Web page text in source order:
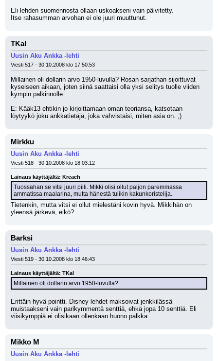
Eli lehden suomennosta ollaan uskoakseni vain päivitetty.
Itse rahasumman arvohan ei ole juuri muuttunut.
TKal
Uusin Aku Ankka -lehti
Viesti 517 - 30.10.2008 klo 17:50:53
Millainen oli dollarin arvo 1950-luvulla? Rosan sarjathan sijoittuvat
kyseiseen aikaan, joten siinä saattaisi olla yksi selitys tuolle viiden
kympin palkinnolle.
E: Kääk13 ehtikin jo kirjoittamaan oman teoriansa, katsotaan
löytyykö joku ankkatietäjä, joka vahvistaisi, miten asia on. ;)
Mirkku
Uusin Aku Ankka -lehti
Viesti 518 - 30.10.2008 klo 18:03:12
Lainaus käyttäjältä: Kreach
Tuossahan se vitsi juuri piili. Mikki olisi ollut paljon paremmassa
ammatissa maalarina, mutta hänestä tulikin kakunkoristelija.
Tietenkin, mutta vitsi ei ollut mielestäni kovin hyvä. Mikkihän on
yleensä järkevä, eikö?
Barksi
Uusin Aku Ankka -lehti
Viesti 519 - 30.10.2008 klo 18:46:43
Lainaus käyttäjältä: TKal
Millainen oli dollarin arvo 1950-luvulla?
Erittäin hyvä pointti. Disney-lehdet maksoivat jenkkilässä
muistaakseni vain parikymmentä senttiä, ehkä jopa 10 senttiä. Eli
viisikymppiä ei olisikaan ollenkaan huono palkka.
Mikko M
Uusin Aku Ankka -lehti